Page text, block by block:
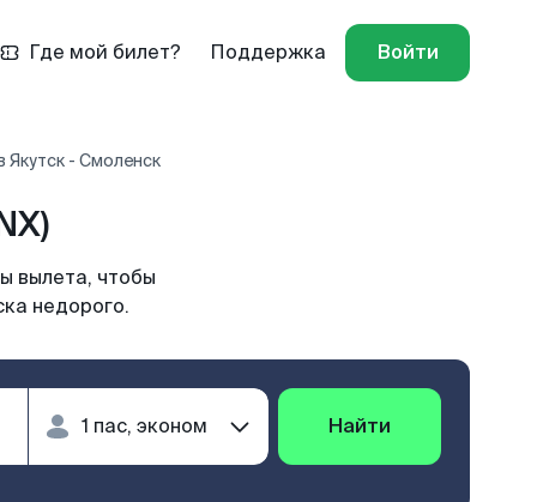
Где мой билет? Поддержка Войти
Якутск - Смоленск
вылета, чтобы
недорого.
Найти